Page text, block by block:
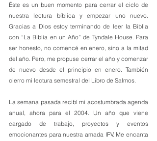
Éste es un buen momento para cerrar el ciclo de
nuestra lectura bíblica y empezar uno nuevo.
Gracias a Dios estoy terminando de leer la Biblia
con “La Biblia en un Año” de Tyndale House. Para
ser honesto, no comencé en enero, sino a la mitad
del año. Pero, me propuse cerrar el año y comenzar
de nuevo desde el principio en enero. También
cierro mi lectura semestral del Libro de Salmos.
La semana pasada recibí mi acostumbrada agenda
anual, ahora para el 2004. Un año que viene
cargado de trabajo, proyectos y eventos
emocionantes para nuestra amada IPV. Me encanta